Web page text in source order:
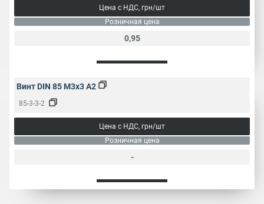
Цена с НДС, грн/шт
Розничная цена
0,95
Винт DIN 85 M3x3 A2
85-3-3-2
Цена с НДС, грн/шт
Розничная цена
-